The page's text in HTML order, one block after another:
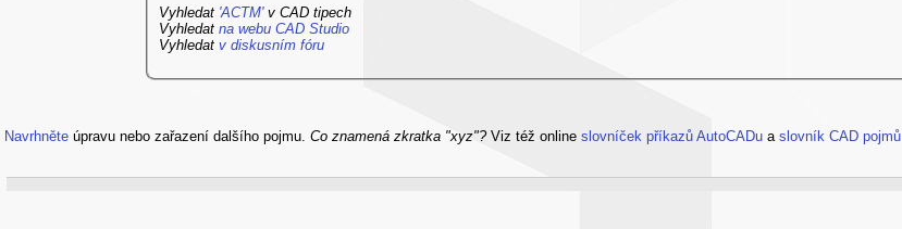
Vyhledat 'ACTM'v CAD tipech
Vyhledat na webu CAD Studio
Vyhledat v diskusním fóru
Navrhněte úpravu nebo zařazení dalšího pojmu. Co znamená zkratka "xyz"? Viz též online slovníček příkazů AutoCADu a slovník CAD pojmů